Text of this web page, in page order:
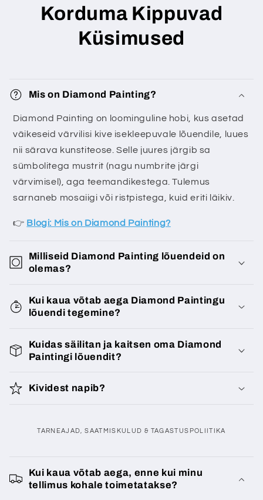
Korduma Kippuvad
Küsimused
Mis on Diamond Painting?
Diamond Painting on loominguline hobi, kus asetad
väikeseid värvilisi kive isekleepuvale lõuendile, luues
nii särava kunstiteose. Selle juures järgib sa
sümbolitega mustrit (nagu numbrite järgi
värvimisel), aga teemandikestega. Tulemus
sarnaneb mosaiigi või ristpistega, kuid eriti läikiv.
👉 Blogi: Mis on Diamond Painting?
Milliseid Diamond Painting lõuendeid on
olemas?
Kui kaua võtab aega Diamond Paintingu
lõuendi tegemine?
Kuidas säilitan ja kaitsen oma Diamond
Paintingi lõuendit?
Kividest napib?
TARNEAJAD, SAATMISKULUD & TAGASTUSPOLIITIKA
o
k
Kui kaua võtab aega, enne kui minu
tellimus kohale toimetatakse?